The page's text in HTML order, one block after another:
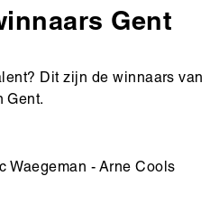
Gent
Dit zijn de winnaars van
Gent.
Waegeman - Arne Cools